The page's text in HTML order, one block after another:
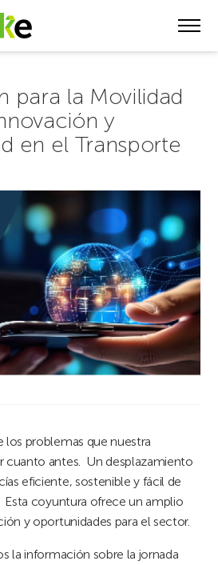
para la Movilidad
y
en el Transporte
los problemas que nuestra
cuanto antes. Un desplazamiento
eficiente, sostenible y fácil de
Esta coyuntura ofrece un amplio
y oportunidades para el sector.
la información sobre la jornada